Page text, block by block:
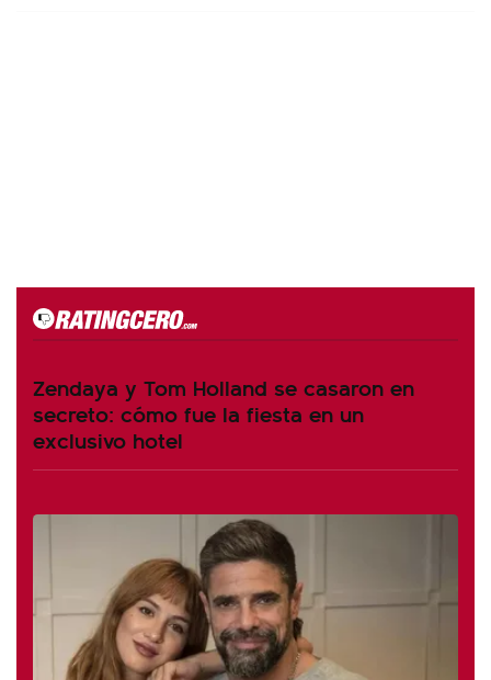
Zendaya y Tom Holland se casaron en
secreto: cómo fue la fiesta en un
exclusivo hotel